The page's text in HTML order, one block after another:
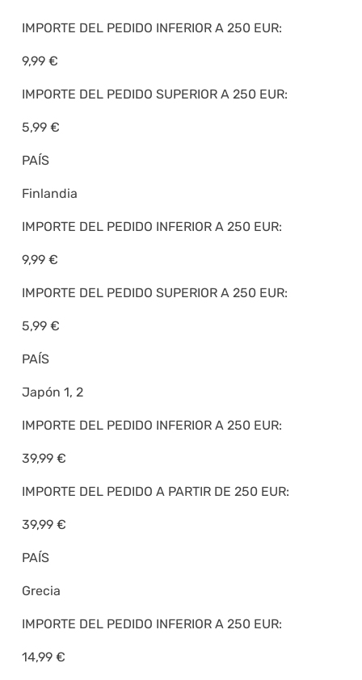
IMPORTE DEL PEDIDO INFERIOR A 250 EUR:
9,99 €
IMPORTE DEL PEDIDO SUPERIOR A 250 EUR:
5,99 €
PAÍS
Finlandia
IMPORTE DEL PEDIDO INFERIOR A 250 EUR:
9,99 €
IMPORTE DEL PEDIDO SUPERIOR A 250 EUR:
5,99 €
PAÍS
Japón 1, 2
IMPORTE DEL PEDIDO INFERIOR A 250 EUR:
39,99 €
IMPORTE DEL PEDIDO A PARTIR DE 250 EUR:
39,99 €
PAÍS
Grecia
IMPORTE DEL PEDIDO INFERIOR A 250 EUR:
14,99 €